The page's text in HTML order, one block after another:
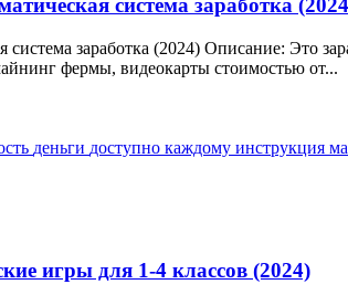
система заработка
заработка (2024) Описание: Это
фермы, видеокарты стоимостью от...
деньги доступно каждому инструкция
игры для 1-4 классов (2024)